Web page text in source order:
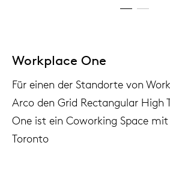
Workplace One
Für einen der Standorte von
Arco den Grid Rectangular High
One ist ein Coworking Space
Toronto